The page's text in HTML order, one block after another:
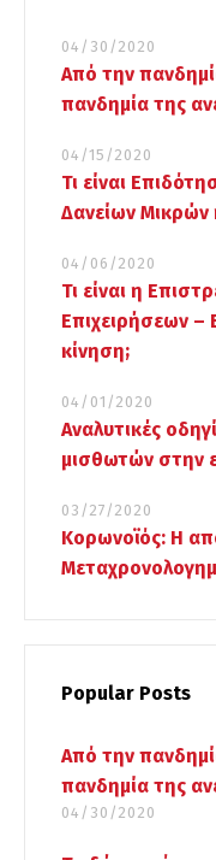
04/30/2020
Από την
πανδημία της
04/15/2020
Τι είναι
Δανείων Μικρών
04/06/2020
Τι είναι η
Επιχειρήσεων –
κίνηση;
04/01/2020
Αναλυτικές
μισθωτών στην
03/27/2020
Κορωνοϊός: Η
Popular Posts
Από την
πανδημία της
04/30/2020